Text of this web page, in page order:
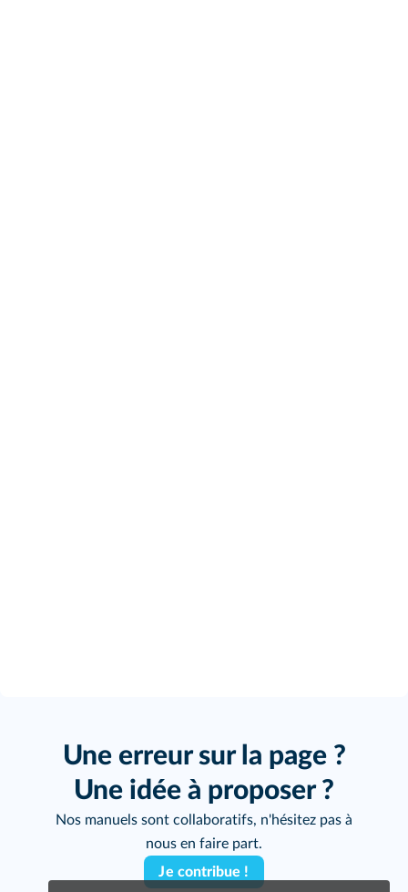
Une erreur sur la page ?
Une idée à proposer ?
Nos manuels sont collaboratifs, n'hésitez pas à
nous en faire part.
Je contribue !